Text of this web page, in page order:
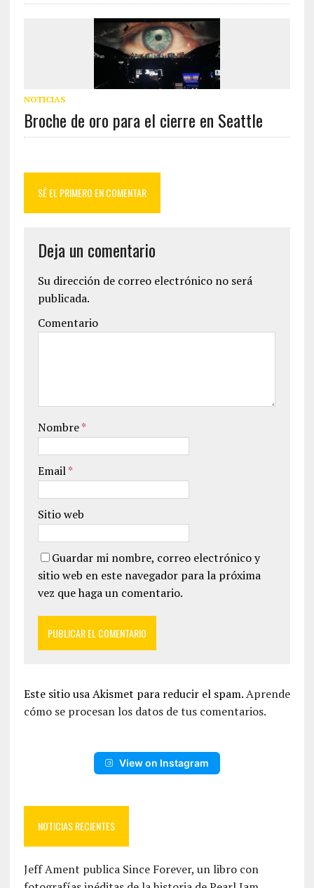
NOTICIAS
Broche de oro para el cierre en Seattle
SÉ EL PRIMERO EN COMENTAR
Deja un comentario
Su dirección de correo electrónico no será
publicada.
Comentario
Nombre*
Email*
Sitio web
Guardar mi nombre, correo electrónico y
sitio web en este navegador para la próxima
vez que haga un comentario.
Este sitio usa Akismet para reducir el spam.Aprende
cómo se procesan los datos de tus comentarios.
View on Instagram
NOTICIAS RECIENTES
Jeff Ament publica Since Forever, un libro con